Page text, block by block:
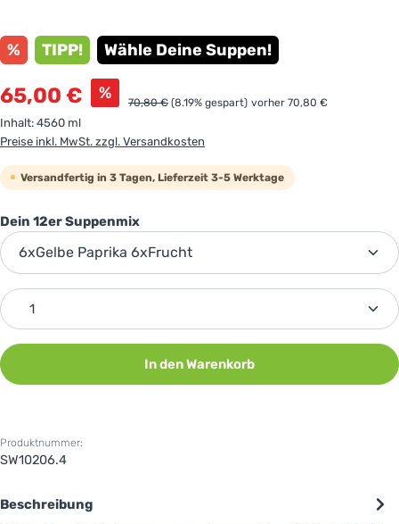
% TIPP! Wähle Deine Suppen!
Verkaufspreis:
65,00 € % Regulärer Preis:
70,80 € (8.19% gespart) vorher 70,80 €
Inhalt: 4560 ml
Preise inkl. MwSt. zzgl. Versandkosten
Versandfertig in 3 Tagen, Lieferzeit 3-5 Werktage
Dein 12er Suppenmixauswählen
Produkt Anzahl: Gib den gewünschten Wert ein
In den Warenkorb
Produktnummer:
SW10206.4
Beschreibung